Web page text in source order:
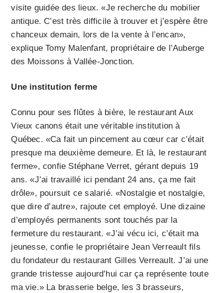
visite guidée des lieux. «Je recherche du mobilier
antique. C’est très difficile à trouver et j’espère être
chanceux demain, lors de la vente à l’encan»,
explique Tomy Malenfant, propriétaire de l’Auberge
des Moissons à Vallée-Jonction.
Une institution ferme
Connu pour ses flûtes à bière, le restaurant Aux
Vieux canons était une véritable institution à
Québec. «Ca fait un pincement au cœur car c’était
presque ma deuxième demeure. Et là, le restaurant
ferme», confie Stéphane Verret, gérant depuis 19
ans. «J’ai travaillé ici pendant 24 ans, ça me fait
drôle», poursuit ce salarié. «Nostalgie et nostalgie,
que dire d’autre», rajoute cet employé. Une dizaine
d’employés permanents sont touchés par la
fermeture du restaurant. «J’ai vécu ici, c’était ma
jeunesse, confie le propriétaire Jean Verreault fils
du fondateur du restaurant Gilles Verreault. J’ai une
grande tristesse aujourd’hui car ça représente toute
ma vie.» La brasserie belge, les 3 brasseurs,